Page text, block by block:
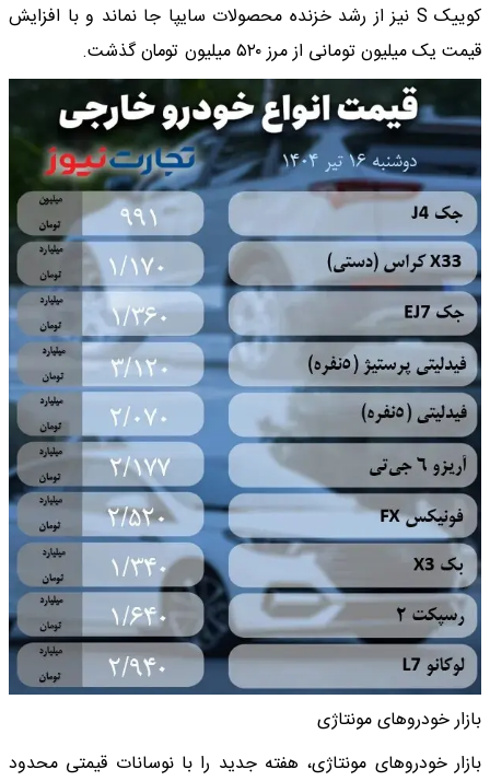
کوییک S نیز از رشد خزنده محصولات سایپا جا نماند و با افزایش
قیمت یک میلیون تومانی از مرز ۵۲۰ میلیون تومان گذشت.
بازار خودروهای مونتاژی
بازار خودروهای مونتاژی، هفته جدید را با نوسانات قیمتی محدود